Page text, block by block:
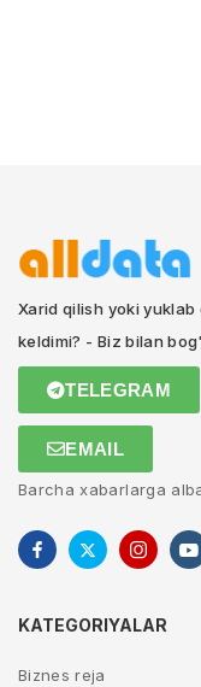
Xarid qilish yoki
keldimi? - Biz bilan
TELEGRAM
EMAIL
Barcha xabarlarga
KATEGORIYALAR
Biznes reja